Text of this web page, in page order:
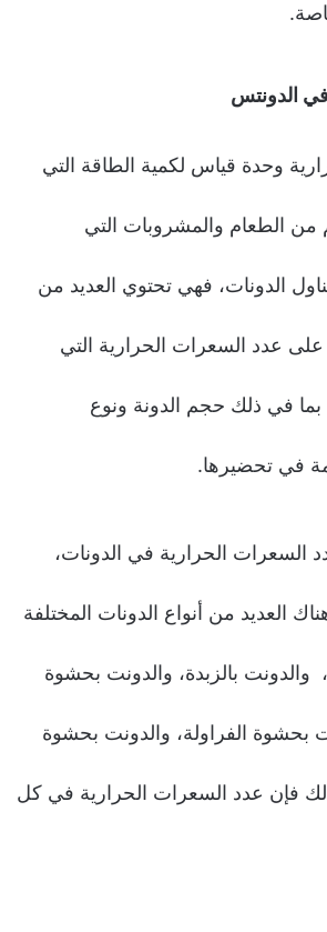
الدونتس
وحدة قياس لكمية الطاقة التي
الطعام والمشروبات التي
الدونات، فهي تحتوي العديد من
على عدد السعرات الحرارية التي
بما في ذلك حجم الدونة ونوع
في تحضيرها.
الحرارية في الدونات،
العديد من أنواع الدونات المختلفة
والدونت بالزبدة، والدونت بحشوة
بحشوة الفراولة، والدونت بحشوة
فإن عدد السعرات الحرارية في كل